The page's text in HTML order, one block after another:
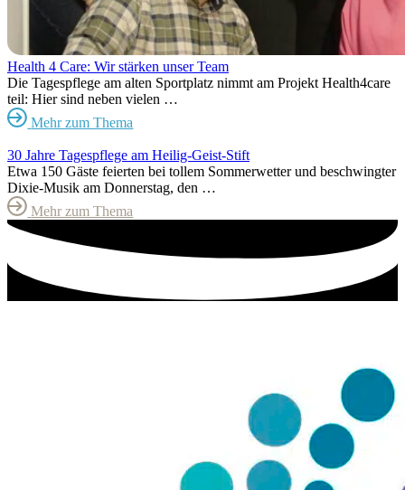
Health 4 Care: Wir stärken unser Team
Die Tagespflege am alten Sportplatz nimmt am Projekt Health4care
teil: Hier sind neben vielen …
Mehr zum Thema
30 Jahre Tagespflege am Heilig-Geist-Stift
Etwa 150 Gäste feierten bei tollem Sommerwetter und beschwingter
Dixie-Musik am Donnerstag, den …
Mehr zum Thema